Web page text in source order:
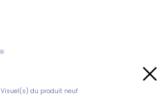
Visuel(s) du produit neuf